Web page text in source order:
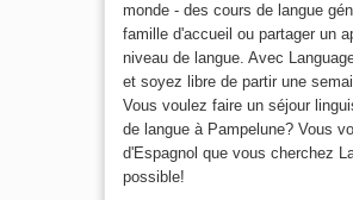
monde - des cours de langue
famille d'accueil ou partager un
niveau de langue. Avec
et soyez libre de partir une
Vous voulez faire un séjour
de langue à Pampelune? Vous
d'Espagnol que vous cherchez
possible!